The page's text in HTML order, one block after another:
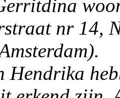
nr 14,
Hendrika